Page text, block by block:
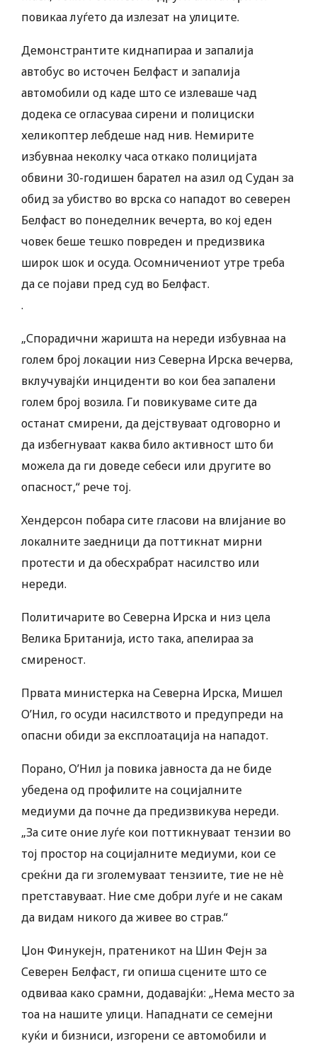
повикаа луѓето да излезат на улиците.
Демонстрантите киднапираа и запалија
автобус во источен Белфаст и запалија
автомобили од каде што се излеваше чад
додека се огласуваа сирени и полициски
хеликоптер лебдеше над нив. Немирите
избувнаа неколку часа откако полицијата
обвини 30-годишен барател на азил од Судан за
обид за убиство во врска со нападот во северен
Белфаст во понеделник вечерта, во кој еден
човек беше тешко повреден и предизвика
широк шок и осуда. Осомничениот утре треба
да се појави пред суд во Белфаст.
.
„Спорадични жаришта на нереди избувнаа на
голем број локации низ Северна Ирска вечерва,
вклучувајќи инциденти во кои беа запалени
голем број возила. Ги повикуваме сите да
останат смирени, да дејствуваат одговорно и
да избегнуваат каква било активност што би
можела да ги доведе себеси или другите во
опасност,“ рече тој.
Хендерсон побара сите гласови на влијание во
локалните заедници да поттикнат мирни
протести и да обесхрабрат насилство или
нереди.
Политичарите во Северна Ирска и низ цела
Велика Британија, исто така, апелираа за
смиреност.
Првата министерка на Северна Ирска, Мишел
О’Нил, го осуди насилството и предупреди на
опасни обиди за експлоатација на нападот.
Порано, О’Нил ја повика јавноста да не биде
убедена од профилите на социјалните
медиуми да почне да предизвикува нереди.
„За сите оние луѓе кои поттикнуваат тензии во
тој простор на социјалните медиуми, кои се
среќни да ги зголемуваат тензиите, тие не нè
претставуваат. Ние сме добри луѓе и не сакам
да видам никого да живее во страв.“
Џон Финукејн, пратеникот на Шин Фејн за
Северен Белфаст, ги опиша сцените што се
одвиваа како срамни, додавајќи: „Нема место за
тоа на нашите улици. Нападнати се семејни
куќи и бизниси, изгорени се автомобили и